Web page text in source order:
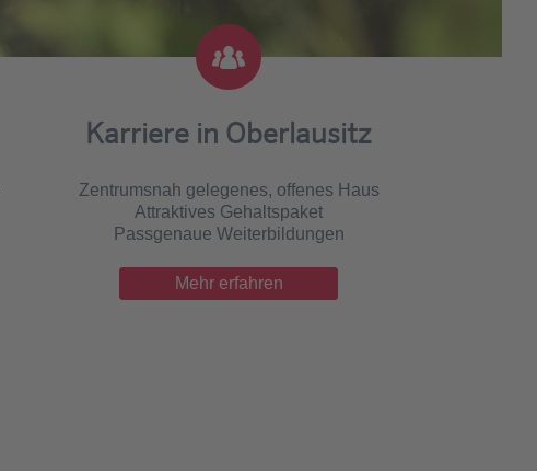
Karriere in Oberlausitz
Zentrumsnah gelegenes, offenes Haus
Attraktives Gehaltspaket
Passgenaue Weiterbildungen
Mehr erfahren